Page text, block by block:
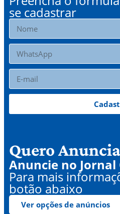
se cadastrar
Quero
Anuncie no Jornal
Para mais
botão abaixo
Ver opções de anúncios